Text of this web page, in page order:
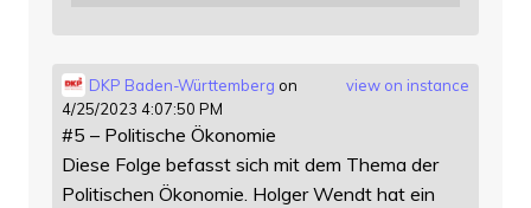
view on instance
DKP Baden-Württemberg on
4/25/2023 4:07:50 PM
#5 – Politische Ökonomie
Diese Folge befasst sich mit dem Thema der
Politischen Ökonomie. Holger Wendt hat ein